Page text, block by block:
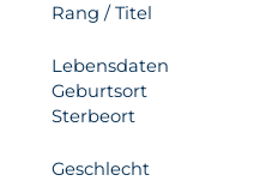
Rang / Titel
Lebensdaten
Geburtsort
Sterbeort
Geschlecht